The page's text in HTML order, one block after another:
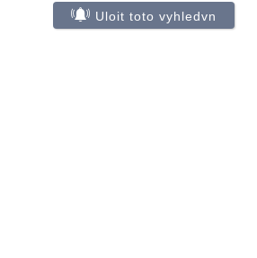
Uloit toto vyhledvn